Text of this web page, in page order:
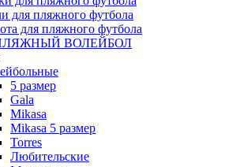
для пляжного футбола
для пляжного футбола
ВОЛЕЙБОЛ
5 размер
Gala
Mikasa
Mikasa 5 размер
Torres
Любительские